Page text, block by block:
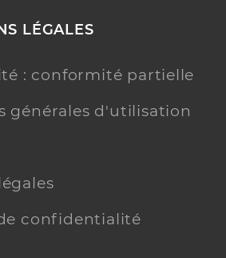
LÉGALES
: conformité partielle
générales d'utilisation
confidentialité